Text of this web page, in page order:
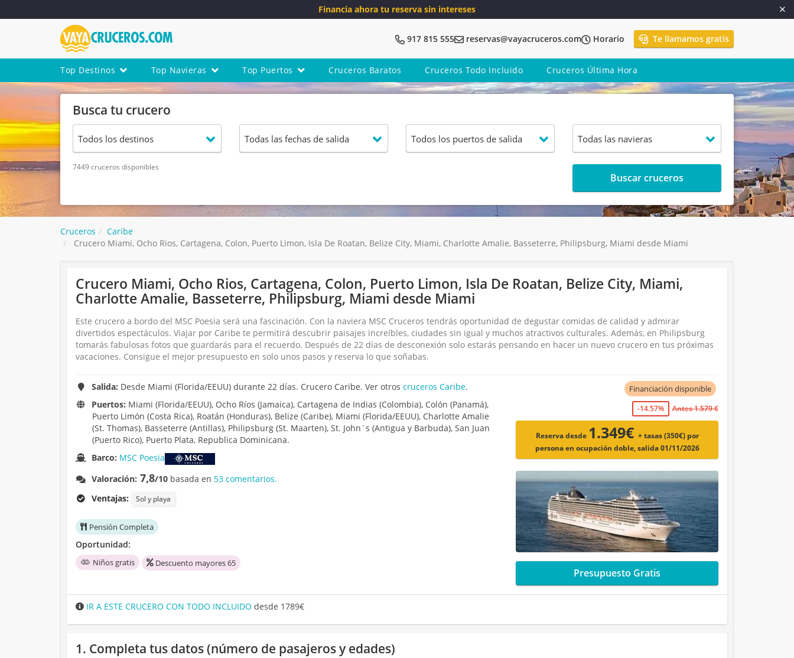
Financia ahora tu reserva sin intereses
917 815 555 reservas@vayacruceros.com Horario Te llamamos gratis
Top Destinos Top Navieras Top Puertos Cruceros Baratos Cruceros Todo Incluido Cruceros Última Hora
Busca tu crucero
7449 cruceros disponibles
Buscar cruceros
Cruceros
Caribe
Crucero Miami, Ocho Rios, Cartagena, Colon, Puerto Limon, Isla De Roatan, Belize City, Miami, Charlotte Amalie, Basseterre, Philipsburg, Miami desde Miami
Crucero Miami, Ocho Rios, Cartagena, Colon, Puerto Limon, Isla De Roatan, Belize City, Miami,
Charlotte Amalie, Basseterre, Philipsburg, Miami desde Miami
Este crucero a bordo del MSC Poesia será una fascinación. Con la naviera MSC Cruceros tendrás oportunidad de degustar comidas de calidad y admirar
divertidos espectáculos. Viajar por Caribe te permitirá descubrir paisajes increíbles, ciudades sin igual y muchos atractivos culturales. Además, en Philipsburg
tomarás fabulosas fotos que guardarás para el recuerdo. Después de 22 días de desconexión solo estarás pensando en hacer un nuevo crucero en tus próximas
vacaciones. Consigue el mejor presupuesto en solo unos pasos y reserva lo que soñabas.
Salida: Desde Miami (Florida/EEUU) durante 22 días. Crucero Caribe. Ver otroscruceros Caribe.
Puertos: Miami (Florida/EEUU), Ocho Ríos (Jamaica), Cartagena de Indias (Colombia), Colón (Panamá),
Puerto Limón (Costa Rica), Roatán (Honduras), Belize (Caribe), Miami (Florida/EEUU), Charlotte Amalie
(St. Thomas), Basseterre (Antillas), Philipsburg (St. Maarten), St. John´s (Antigua y Barbuda), San Juan
(Puerto Rico), Puerto Plata, Republica Dominicana.
Barco: MSC Poesia
Valoración: 7,8/10 basada en 53 comentarios.
Ventajas:
Sol y playa
Pensión Completa
Oportunidad:
Niños gratis Descuento mayores 65
Financiación disponible
-14.57% Antes 1.579 €
Reserva desde 1.349€ + tasas (350€) por
persona en ocupación doble, salida 01/11/2026
Presupuesto Gratis
IR A ESTE CRUCERO CON TODO INCLUIDO desde 1789€
1. Completa tus datos (número de pasajeros y edades)